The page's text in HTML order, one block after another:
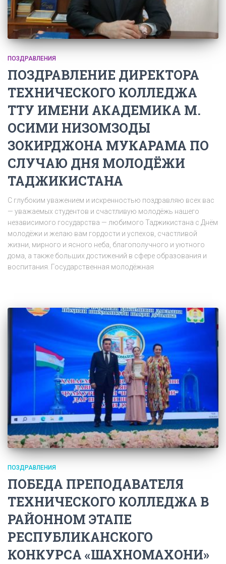
ПОЗДРАВЛЕНИЯ
ПОЗДРАВЛЕНИЕ ДИРЕКТОРА
ТЕХНИЧЕСКОГО КОЛЛЕДЖА
ТТУ ИМЕНИ АКАДЕМИКА М.
ОСИМИ НИЗОМЗОДЫ
ЗОКИРДЖОНА МУКАРАМА ПО
СЛУЧАЮ ДНЯ МОЛОДЁЖИ
ТАДЖИКИСТАНА
С глубоким уважением и искренностью поздравляю всех вас
— уважаемых студентов и счастливую молодёжь нашего
независимого государства — любимого Таджикистана с Днём
молодёжи и желаю вам гордости и успехов, счастливой
жизни, мирного и ясного неба, благополучного и уютного
дома, а также больших достижений в сфере образования и
воспитания. Государственная молодёжная
ПОЗДРАВЛЕНИЯ
ПОБЕДА ПРЕПОДАВАТЕЛЯ
ТЕХНИЧЕСКОГО КОЛЛЕДЖА В
РАЙОННОМ ЭТАПЕ
РЕСПУБЛИКАНСКОГО
КОНКУРСА «ШАХНОМАХОНИ»